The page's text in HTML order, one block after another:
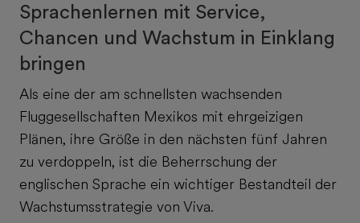
Sprachenlernen mit Service,
Chancen und Wachstum in Einklang
bringen
Als eine der am schnellsten wachsenden
Fluggesellschaften Mexikos mit ehrgeizigen
Plänen, ihre Größe in den nächsten fünf Jahren
zu verdoppeln, ist die Beherrschung der
englischen Sprache ein wichtiger Bestandteil der
Wachstumsstrategie von Viva.